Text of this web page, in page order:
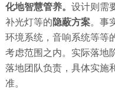
化地智慧管养。 设计则需
补光灯等的隐蔽方案。事
环境系统，音响系统等等
考虑范围之内。实际落地
落地团队负责，具体实施
准。